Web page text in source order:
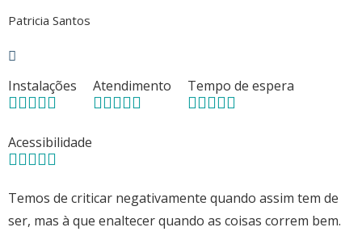
Patricia Santos
Instalações Atendimento Tempo de espera
Acessibilidade
Temos de criticar negativamente quando assim tem de
ser, mas à que enaltecer quando as coisas correm bem.